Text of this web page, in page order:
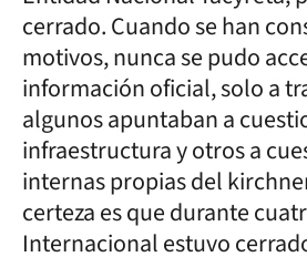
cerrado. Cuando se han
motivos, nunca se pudo
información oficial, solo a
algunos apuntaban a
infraestructura y otros a
internas propias del
certeza es que durante
Internacional estuvo